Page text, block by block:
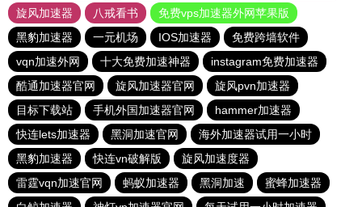
旋风加速器
八戒看书
免费vps加速器外网苹果版
黑豹加速器
一元机场 IOS加速器
免费跨墙软件
vqn加速外网
十大免费加速神器
instagram免费加速器
酷通加速器官网
旋风加速器官网
旋风pvn加速器
目标下载站
手机外国加速器官网
hammer加速器
快连lets加速器
黑洞加速官网
海外加速器试用一小时
黑豹加速器
快连vn破解版
旋风加速度器
雷霆vqn加速官网
蚂蚁加速器 黑洞加速
蜜蜂加速器